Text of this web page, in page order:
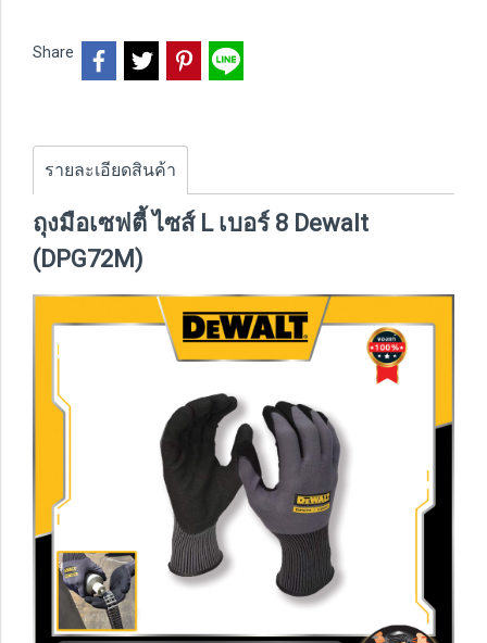
Share
รายละเอียดสินค้า
ถุงมือเซฟตี้ ไซส์ L เบอร์ 8 Dewalt
(DPG72M)